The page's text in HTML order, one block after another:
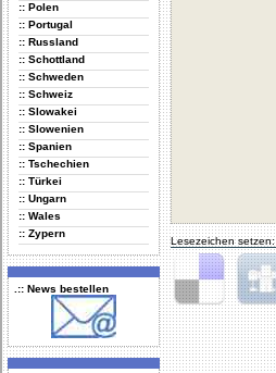
:: Polen
:: Portugal
:: Russland
:: Schottland
:: Schweden
:: Schweiz
:: Slowakei
:: Slowenien
:: Spanien
:: Tschechien
:: Türkei
:: Ungarn
:: Wales
:: Zypern
.:: News bestellen
Lesezeichen setzen:
Delicious Digg